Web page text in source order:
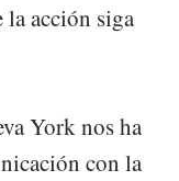
acción siga
York nos ha
con la